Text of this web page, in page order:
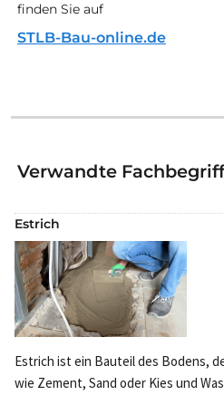
finden Sie auf
STLB-Bau-online.de
Verwandte
Estrich
Estrich ist ein Bauteil des Bodens,
wie Zement, Sand oder Kies und